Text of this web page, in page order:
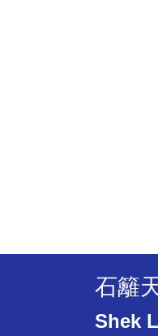
石籬
Shek